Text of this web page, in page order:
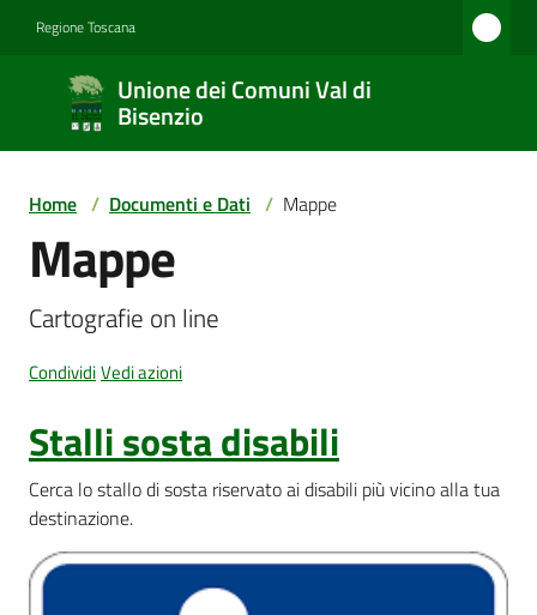
Regione Toscana
Unione dei Comuni Val di
Bisenzio
Unione
dei
Comuni
Val di
Bisenzio
Amministrazione
Novità
Servizi
Home / Documenti e Dati / Mappe
Mappe
Cartografie on line
CondividiVedi azioni
Stalli sosta disabili
Cerca lo stallo di sosta riservato ai disabili più vicino alla tua
destinazione.